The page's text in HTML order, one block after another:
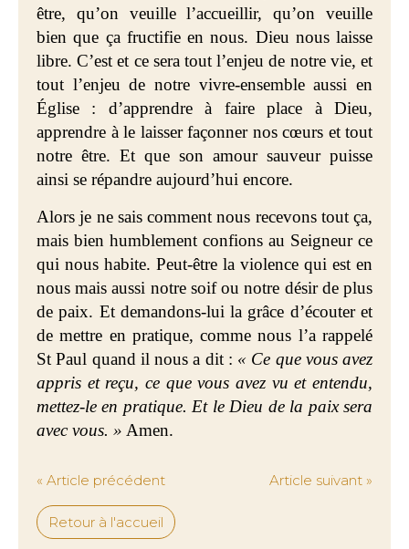
être, qu’on veuille l’accueillir, qu’on veuille
bien que ça fructifie en nous. Dieu nous laisse
libre. C’est et ce sera tout l’enjeu de notre vie, et
tout l’enjeu de notre vivre-ensemble aussi en
Église : d’apprendre à faire place à Dieu,
apprendre à le laisser façonner nos cœurs et tout
notre être. Et que son amour sauveur puisse
ainsi se répandre aujourd’hui encore.
Alors je ne sais comment nous recevons tout ça,
mais bien humblement confions au Seigneur ce
qui nous habite. Peut-être la violence qui est en
nous mais aussi notre soif ou notre désir de plus
de paix. Et demandons-lui la grâce d’écouter et
de mettre en pratique, comme nous l’a rappelé
St Paul quand il nous a dit : « Ce que vous avez
appris et reçu, ce que vous avez vu et entendu,
mettez-le en pratique. Et le Dieu de la paix sera
avec vous. » Amen.
« Article précédent Article suivant »
Retour à l'accueil